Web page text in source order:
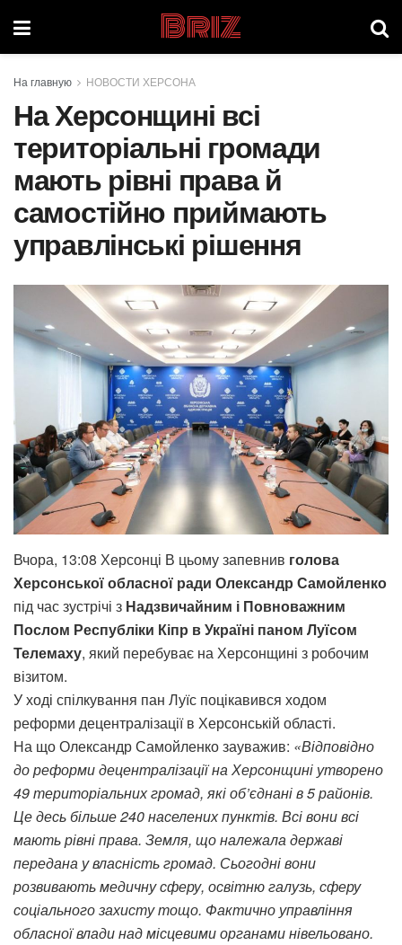
Briz
На главную НОВОСТИ ХЕРСОНА
На Херсонщині всі
територіальні громади
мають рівні права й
самостійно приймають
управлінські рішення
Вчора, 13:08 Херсонці В цьому запевнив голова
Херсонської обласної ради Олександр Самойленко
під час зустрічі з Надзвичайним і Повноважним
Послом Республіки Кіпр в Україні паном Луїсом
Телемаху, який перебуває на Херсонщині з робочим
візитом.
У ході спілкування пан Луїс поцікавився ходом
реформи децентралізації в Херсонській області.
На що Олександр Самойленко зауважив: «Відповідно
до реформи децентралізації на Херсонщині утворено
49 територіальних громад, які об’єднані в 5 районів.
Це десь більше 240 населених пунктів. Всі вони всі
мають рівні права. Земля, що належала державі
передана у власність громад. Сьогодні вони
розвивають медичну сферу, освітню галузь, сферу
соціального захисту тощо. Фактично управління
обласної влади над місцевими органами нівельовано.